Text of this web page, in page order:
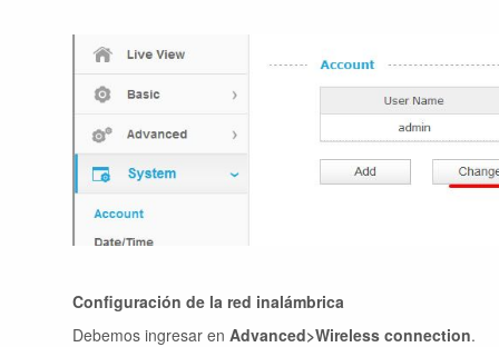
Configuración de la red inalámbrica
Debemos ingresar en Advanced>Wireless connection.